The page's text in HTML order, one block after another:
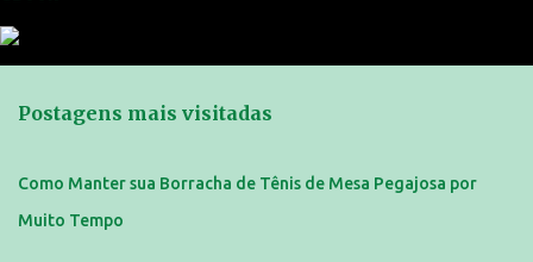
Postagens mais visitadas
Como Manter sua Borracha de Tênis de Mesa Pegajosa por
Muito Tempo